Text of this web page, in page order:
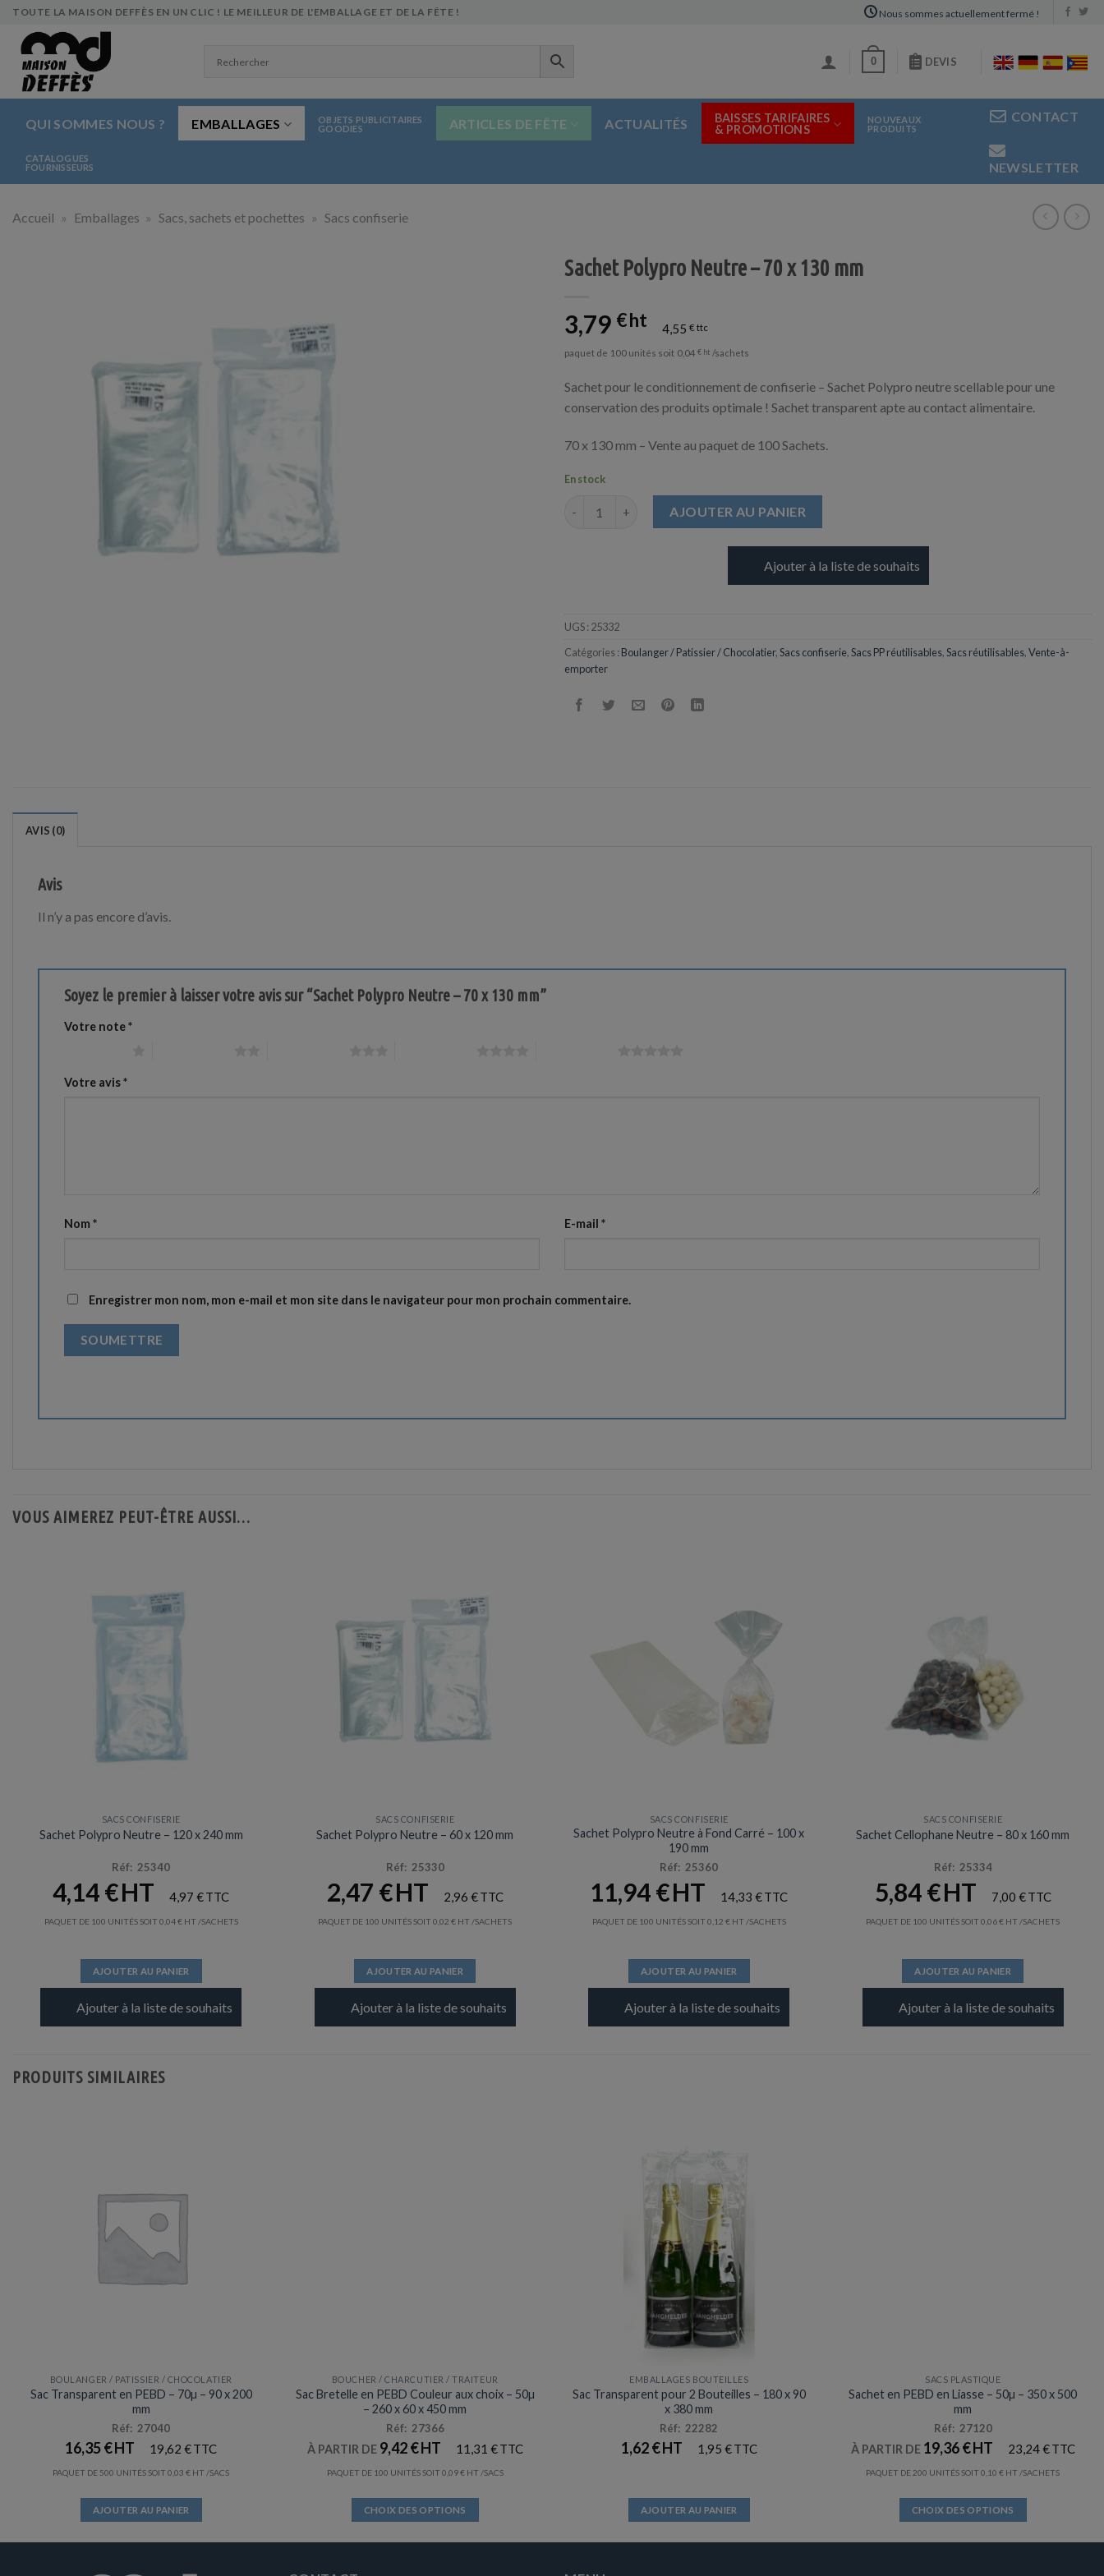
Skip
content
TOUTE LA MAISON DEFFÈS EN UN CLIC ! LE MEILLEUR DE L'EMBALLAGE ET DE LA FÊTE ! Nous sommes actuellement fermé !
0 DEVIS
QUI SOMMES NOUS ? EMBALLAGES
OBJETS PUBLICITAIRES
GOODIES
ARTICLES DE FÊTE ACTUALITÉS
BAISSES TARIFAIRES
& PROMOTIONS
NOUVEAUX
PRODUITS
CATALOGUES
FOURNISSEURS
CONTACT
NEWSLETTER
Accueil » Emballages » Sacs, sachets et pochettes » Sacs confiserie
Sachet Polypro Neutre – 70 x 130 mm
3,79 € 4,55 €
paquet de 100 unités soit 0,04 € /sachets
Sachet pour le conditionnement de confiserie – Sachet Polypro neutre scellable pour une
conservation des produits optimale ! Sachet transparent apte au contact alimentaire.
70 x 130 mm – Vente au paquet de 100 Sachets.
En stock
AJOUTER AU PANIER
Ajouter à la liste de souhaits
UGS : 25332
Catégories : Boulanger / Patissier / Chocolatier,Sacs confiserie,Sacs PP réutilisables,Sacs réutilisables,Vente-à-
emporter
AVIS (0)
Avis
Il n’y a pas encore d’avis.
Soyez le premier à laisser votre avis sur “Sachet Polypro Neutre – 70 x 130 mm”
Votre note*
Votre avis*
Nom * E-mail *
Enregistrer mon nom, mon e-mail et mon site dans le navigateur pour mon prochain commentaire.
VOUS AIMEREZ PEUT-ÊTRE AUSSI…
SACS CONFISERIE
Sachet Polypro Neutre – 120 x 240 mm
Réf: 25340
4,14€ 4,97€
PAQUET DE 100 UNITÉS SOIT 0,04€ /SACHETS
AJOUTER AU PANIER
Ajouter à la liste de souhaits
SACS CONFISERIE
Sachet Polypro Neutre – 60 x 120 mm
Réf: 25330
2,47 € 2,96 €
PAQUET DE 100 UNITÉS SOIT 0,02€ /SACHETS
AJOUTER AU PANIER
Ajouter à la liste de souhaits
SACS CONFISERIE
Sachet Polypro Neutre à Fond Carré – 100 x
190 mm
Réf: 25360
11,94€ 14,33€
PAQUET DE 100 UNITÉS SOIT 0,12 € /SACHETS
AJOUTER AU PANIER
Ajouter à la liste de souhaits
SACS CONFISERIE
Sachet Cellophane Neutre – 80 x 160 mm
Réf: 25334
5,84€ 7,00 €
PAQUET DE 100 UNITÉS SOIT 0,06€ /SACHETS
AJOUTER AU PANIER
Ajouter à la liste de souhaits
PRODUITS SIMILAIRES
BOULANGER / PATISSIER / CHOCOLATIER
Sac Transparent en PEBD – 70µ – 90 x 200
mm
Réf: 27040
16,35€ 19,62€
PAQUET DE 500 UNITÉS SOIT 0,03€ /SACS
AJOUTER AU PANIER
BOUCHER / CHARCUTIER / TRAITEUR
Sac Bretelle en PEBD Couleur aux choix – 50µ
– 260 x 60 x 450 mm
Réf: 27366
À PARTIR DE 9,42€ 11,31 €
PAQUET DE 100 UNITÉS SOIT 0,09€ /SACS
CHOIX DES OPTIONS
EMBALLAGES BOUTEILLES
Sac Transparent pour 2 Bouteilles – 180 x 90
x 380 mm
Réf: 22282
1,62€ 1,95 €
AJOUTER AU PANIER
SACS PLASTIQUE
Sachet en PEBD en Liasse – 50µ – 350 x 500
mm
Réf: 27120
À PARTIR DE 19,36€ 23,24€
PAQUET DE 200 UNITÉS SOIT 0,10€ /SACHETS
CHOIX DES OPTIONS